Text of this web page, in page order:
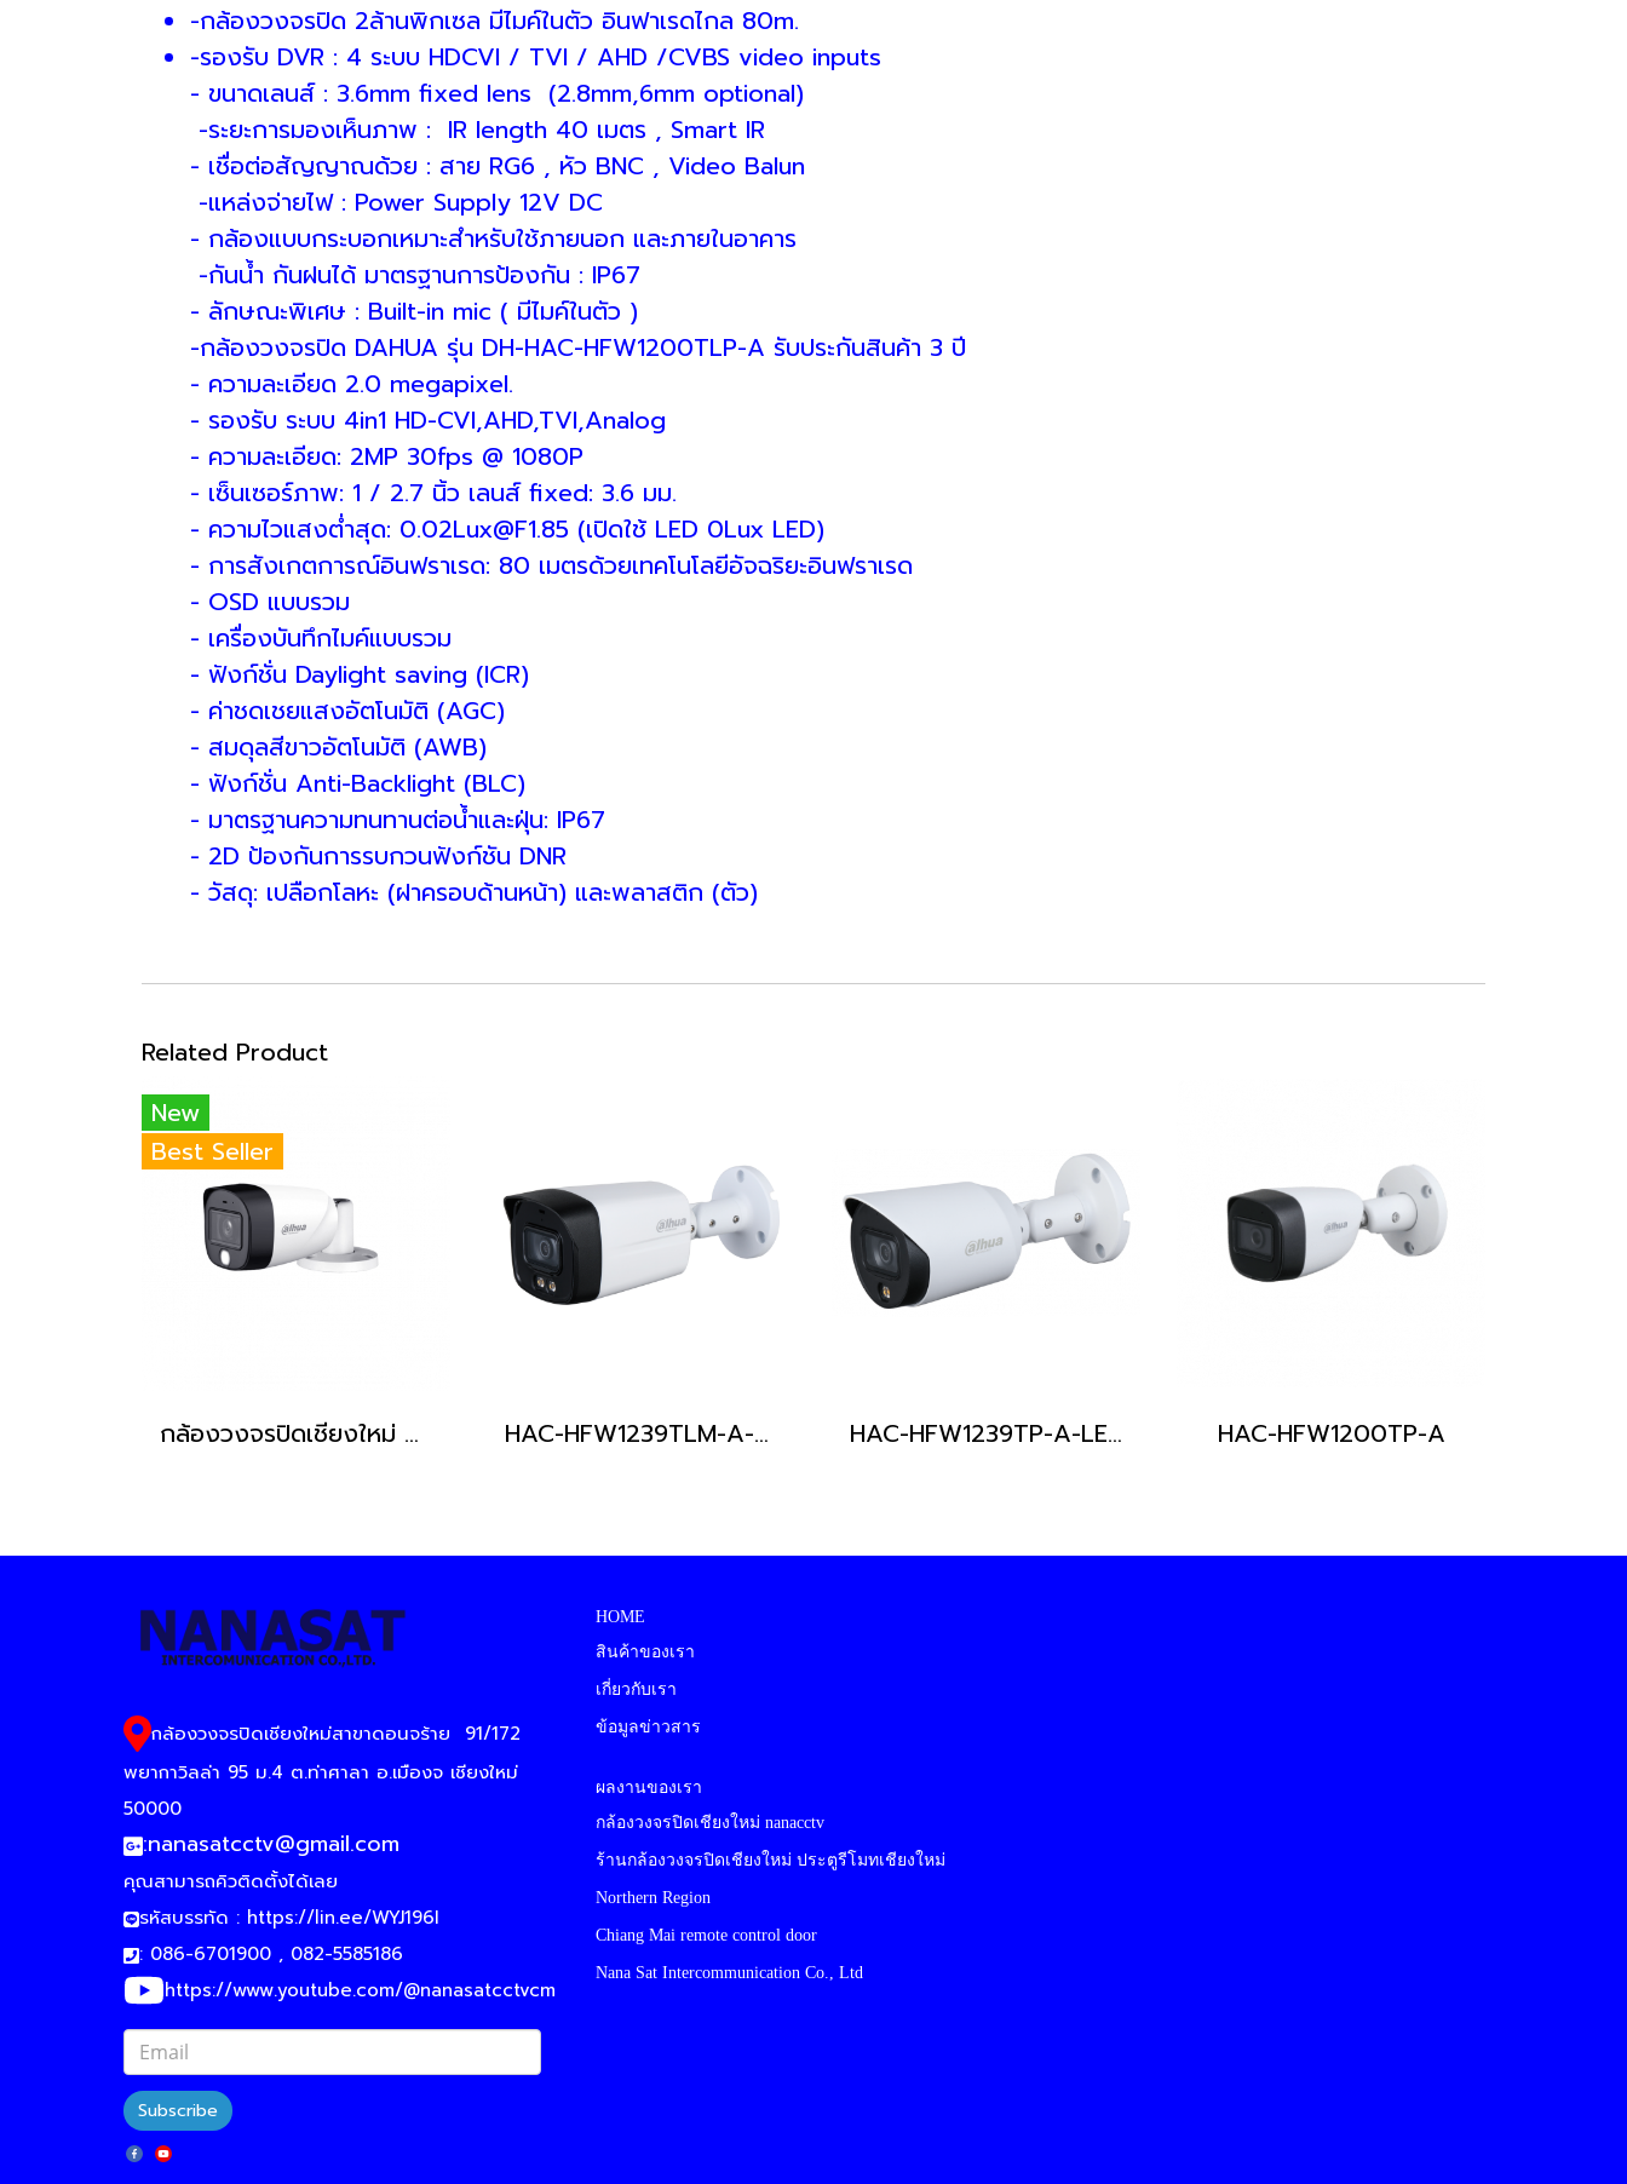
-กล้องวงจรปิด 2ล้านพิกเซล มีไมค์ในตัว อินฟาเรดไกล 80m.
-รองรับ DVR : 4 ระบบ HDCVI / TVI / AHD /CVBS video inputs
- ขนาดเลนส์ : 3.6mm fixed lens (2.8mm,6mm optional)
-ระยะการมองเห็นภาพ : IR length 40 เมตร , Smart IR
- เชื่อต่อสัญญาณด้วย : สาย RG6 , หัว BNC , Video Balun
-แหล่งจ่ายไฟ : Power Supply 12V DC
- กล้องแบบกระบอกเหมาะสำหรับใช้ภายนอก และภายในอาคาร
-กันน้ำ กันฝนได้ มาตรฐานการป้องกัน : IP67
- ลักษณะพิเศษ : Built-in mic ( มีไมค์ในตัว )
-กล้องวงจรปิด DAHUA รุ่น DH-HAC-HFW1200TLP-A รับประกันสินค้า 3 ปี
- ความละเอียด 2.0 megapixel.
- รองรับ ระบบ 4in1 HD-CVI,AHD,TVI,Analog
- ความละเอียด: 2MP 30fps @ 1080P
- เซ็นเซอร์ภาพ: 1 / 2.7 นิ้ว เลนส์ fixed: 3.6 มม.
- ความไวแสงต่ำสุด: 0.02Lux@F1.85 (เปิดใช้ LED 0Lux LED)
- การสังเกตการณ์อินฟราเรด: 80 เมตรด้วยเทคโนโลยีอัจฉริยะอินฟราเรด
- OSD แบบรวม
- เครื่องบันทึกไมค์แบบรวม
- ฟังก์ชั่น Daylight saving (ICR)
- ค่าชดเชยแสงอัตโนมัติ (AGC)
- สมดุลสีขาวอัตโนมัติ (AWB)
- ฟังก์ชั่น Anti-Backlight (BLC)
- มาตรฐานความทนทานต่อน้ำและฝุ่น: IP67
- 2D ป้องกันการรบกวนฟังก์ชัน DNR
- วัสดุ: เปลือกโลหะ (ฝาครอบด้านหน้า) และพลาสติก (ตัว)
Related Product
New
Best Seller
กล้องวงจรปิดเชียงใหม่ Dahua CCTV Analog 2MP DH-HAC-B2A21-M-IL-A HAC-HFW1239TLM-A-LED HAC-HFW1239TP-A-LED HAC-HFW1200TP-A
กล้องวงจรปิดเชียงใหม่สาขาดอนจร้าย
91/172
พยากาวิลล่า 95 ม.4 ต.ท่าศาลา อ.เมืองจ เชียงใหม่
50000
:nanasatcctv@gmail.com
คุณสามารถคิวติดตั้งได้เลย
รหัสบรรทัด : https://lin.ee/WYJ196I
: 086-6701900 , 082-5585186
https://www.youtube.com/@nanasatcctvcm
Subscribe
HOME
สินค้าของเรา
เกี่ยวกับเรา
ข้อมูลข่าวสาร
ผลงานของเรา
กล้องวงจรปิดเชียงใหม่ nanacctv
ร้านกล้องวงจรปิดเชียงใหม่ ประตูรีโมทเชียงใหม่
Northern Region
Chiang Mai remote control door
Nana Sat Intercommunication Co., Ltd